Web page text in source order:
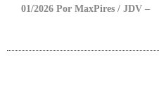
01/2026 Por MaxPires / JDV –